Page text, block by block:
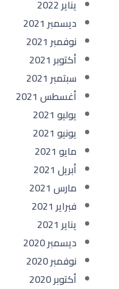
يناير 2022
ديسمبر 2021
نوفمبر 2021
أكتوبر 2021
سبتمبر 2021
أغسطس 2021
يوليو 2021
يونيو 2021
مايو 2021
أبريل 2021
مارس 2021
فبراير 2021
يناير 2021
ديسمبر 2020
نوفمبر 2020
أكتوبر 2020